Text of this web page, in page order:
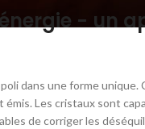
- un
poli dans une forme unique.
Les cristaux sont
de corriger les